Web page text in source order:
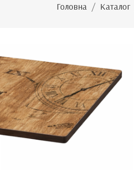
Головна Каталог